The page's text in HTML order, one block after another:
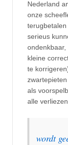
Nederland
onze
serieus
kleine
te
als
alle
wordt